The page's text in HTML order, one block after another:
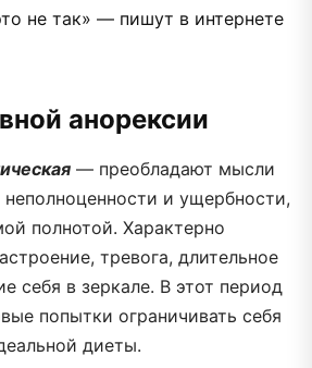
не так» — пишут в интернете
анорексии
— преобладают мысли
и ущербности,
полнотой. Характерно
тревога, длительное
себя в зеркале. В этот период
попытки ограничивать себя
диеты.